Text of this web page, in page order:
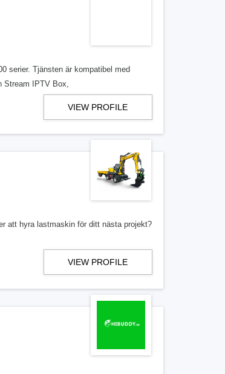
serier. Tjänsten är kompatibel med
Stream IPTV Box,
VIEW PROFILE
att hyra lastmaskin för ditt nästa projekt?
VIEW PROFILE